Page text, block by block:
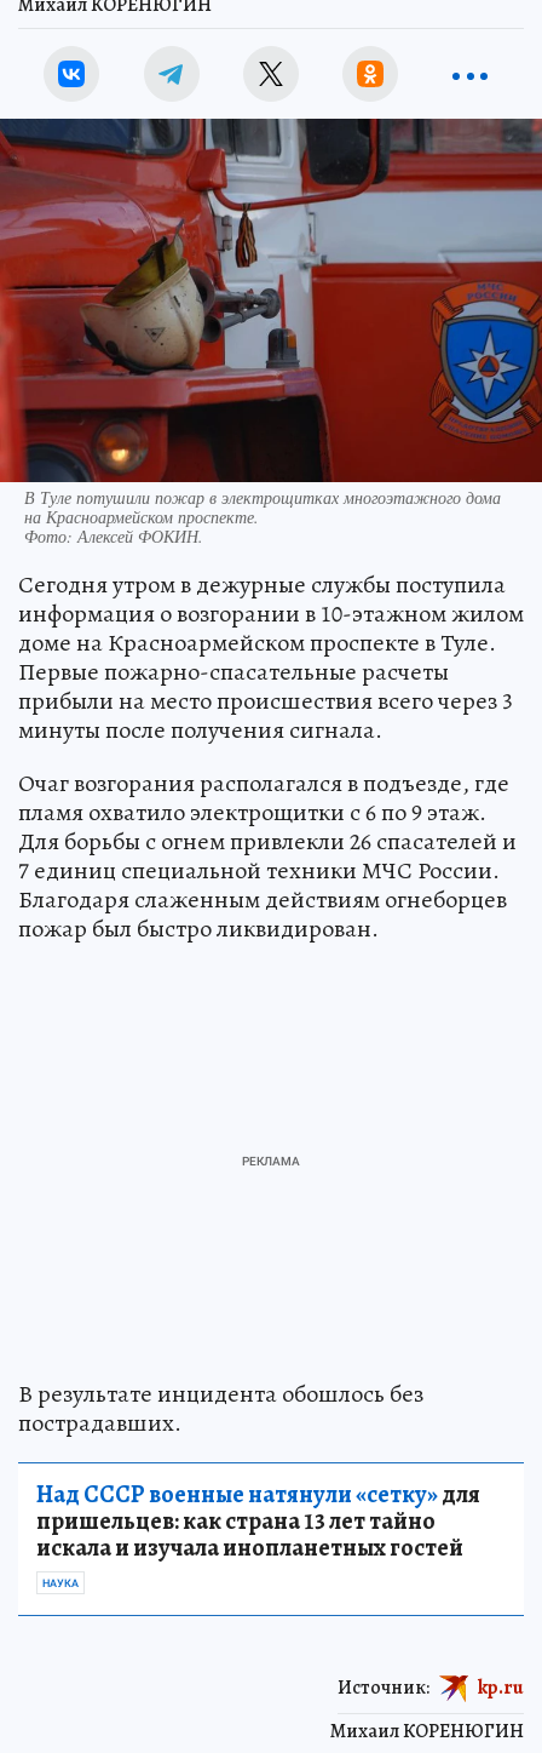
В Туле потушили пожар в электрощитках многоэтажного дома
на Красноармейском проспекте.
Фото:Алексей ФОКИН.
Сегодня утром в дежурные службы поступила
информация о возгорании в 10-этажном жилом
доме на Красноармейском проспекте в Туле.
Первые пожарно-спасательные расчеты
прибыли на место происшествия всего через 3
минуты после получения сигнала.
Очаг возгорания располагался в подъезде, где
пламя охватило электрощитки с 6 по 9 этаж.
Для борьбы с огнем привлекли 26 спасателей и
7 единиц специальной техники МЧС России.
Благодаря слаженным действиям огнеборцев
пожар был быстро ликвидирован.
В результате инцидента обошлось без
пострадавших.
Над СССР военные натянули «сетку»для
пришельцев: как страна 13 лет тайно
искала и изучала инопланетных гостей
НАУКА
Михаил КОРЕНЮГИН
Источник: kp.ru